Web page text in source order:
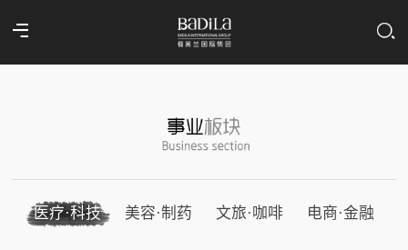
医疗·科技 美容·制药 文旅·咖啡 电商·金融